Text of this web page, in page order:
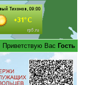
Приветствую Вас Гость